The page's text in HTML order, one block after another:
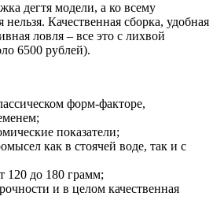
дегтя модели, а ко всему
нельзя. Качественная сборка, удобная
ловля – все это с лихвой
6500 рублей).
форм-факторе,
показатели;
как в стоячей воде, так и с
120 до 180 грамм;
и в целом качественная